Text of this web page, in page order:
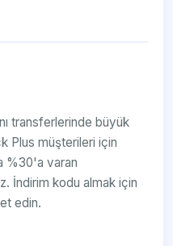
transferlerinde büyük
Plus müşterileri için
%30'a varan
İndirim kodu almak için
edin.